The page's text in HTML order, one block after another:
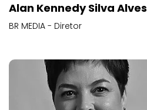
Alan Kennedy Silva Alves
BR MEDIA - Diretor